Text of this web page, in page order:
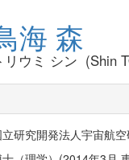
海 森
リウミ シン (Shin
立研究開発法人宇宙航